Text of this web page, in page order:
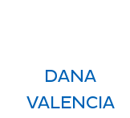
DANA
VALENCIA